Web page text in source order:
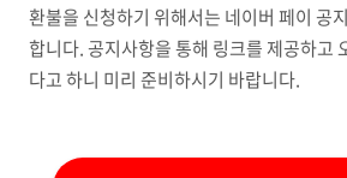
환불을 신청하기 위해서는 네이버 페이 공
합니다. 공지사항을 통해 링크를 제공하고
다고 하니 미리 준비하시기 바랍니다.